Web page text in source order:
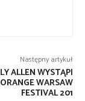
Następny artykuł
ALLEN WYSTĄPI
WARSAW
FESTIVAL 201